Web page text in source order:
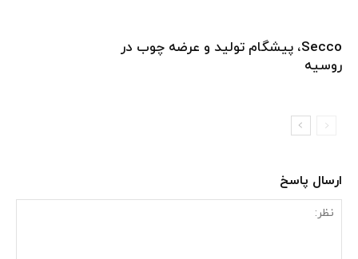
Secco، پیشگام تولید و عرضه چوب در
روسیه
ارسال پاسخ